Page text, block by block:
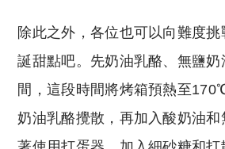
除此之外，各位也可以向難度
誕甜點吧。先奶油乳酪、無鹽
間，這段時間將烤箱預熱至
奶油乳酪攪散，再加入酸奶油